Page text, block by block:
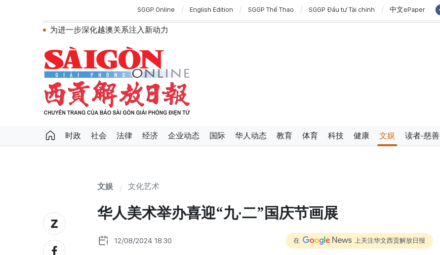
SGGP Online English Edition SGGP Thể Thao SGGP Đầu tư Tài chính 中文ePaper
为进一步深化越澳关系注入新动力
国会第一次非常规会议：公开特殊政策适用范围内的2027年APEC领导人会议配套服务项目工程认定标准
越南第十六届国会第一次非常规会议：简化行政手续但不削弱监管责任
越南国会主席陈青敏会见美国驻越南大使詹妮弗·威克斯
越南共产党中央总书记、国家主席苏林将对澳大利亚和新西兰进行国事访问
政府总理黎明兴：网络安全必须做到“维护系统”与“保护人员”紧密结合
越南政府总理黎明兴会见马来西亚国防部长
党中央总书记、国家主席苏林：越南与马来西亚关系日益活跃
苏林总书记、国家主席会见东盟国家驻河内使节：共同建设团结、自强的东盟共同体
时政 社会 法律 经济 企业动态 国际 华人动态 教育 体育 科技 健康 文娱 读者-慈善
文娱 文化艺术
华人美术举办喜迎“九‧二”国庆节画展
12/08/2024 18:30 在 上关注华文西贡解放日报